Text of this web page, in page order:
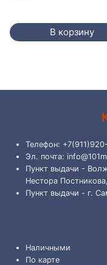
В корзину
Телефон:
Эл. почта:
Пункт выдачи -
Нестора
Пункт выдачи - г.
Наличными
По карте